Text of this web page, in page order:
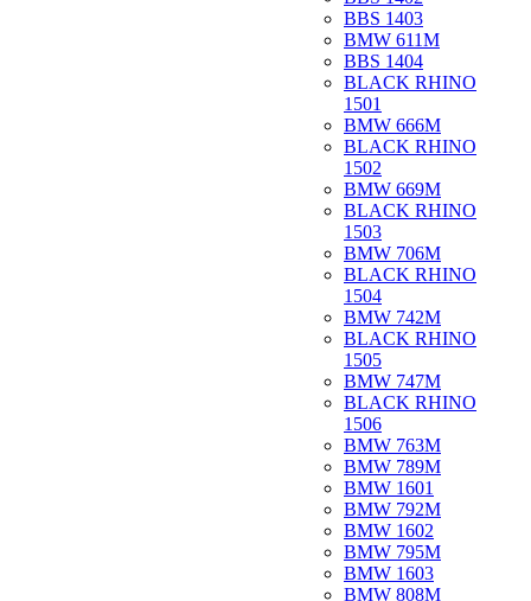
BBS 1403
BMW 611M
BBS 1404
BLACK RHINO
1501
BMW 666M
BLACK RHINO
1502
BMW 669M
BLACK RHINO
1503
BMW 706M
BLACK RHINO
1504
BMW 742M
BLACK RHINO
1505
BMW 747M
BLACK RHINO
1506
BMW 763M
BMW 789M
BMW 1601
BMW 792M
BMW 1602
BMW 795M
BMW 1603
BMW 808M